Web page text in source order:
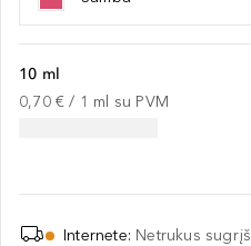
10 ml
0,70 € / 1 ml su PVM
Internete: Netrukus sugrįš